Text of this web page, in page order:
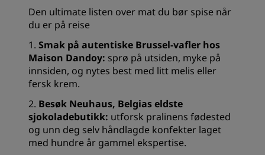
Den ultimate listen over mat du bør spise når
du er på reise
1. Smak på autentiske Brussel-vafler hos
Maison Dandoy: sprø på utsiden, myke på
innsiden, og nytes best med litt melis eller
fersk krem.
2. Besøk Neuhaus, Belgias eldste
sjokoladebutikk: utforsk pralinens fødested
og unn deg selv håndlagde konfekter laget
med hundre år gammel ekspertise.